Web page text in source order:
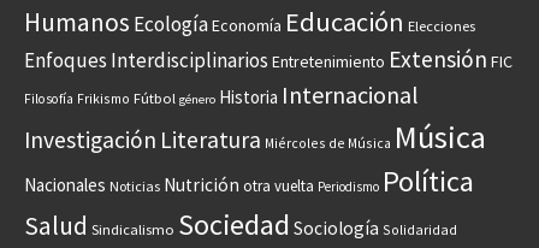
Humanos EcologíaEconomía Educación Elecciones
Enfoques Interdisciplinarios Entretenimiento Extensión FIC
Filosofía Frikismo Fútbol género Historia Internacional
Investigación Literatura Miércoles de Música Música
Nacionales Noticias Nutrición otra vuelta Periodismo Política
Salud Sindicalismo Sociedad Sociología Solidaridad